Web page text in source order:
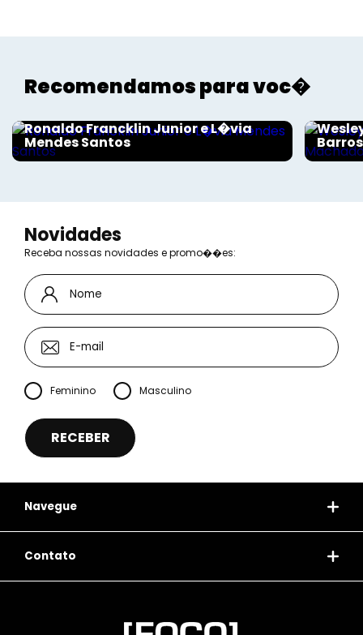
Recomendamos para voc�
Ronaldo Francklin Junior e L�via
Mendes Santos
Novidades
Receba nossas novidades e promo��es:
Feminino Masculino
Navegue
Contato